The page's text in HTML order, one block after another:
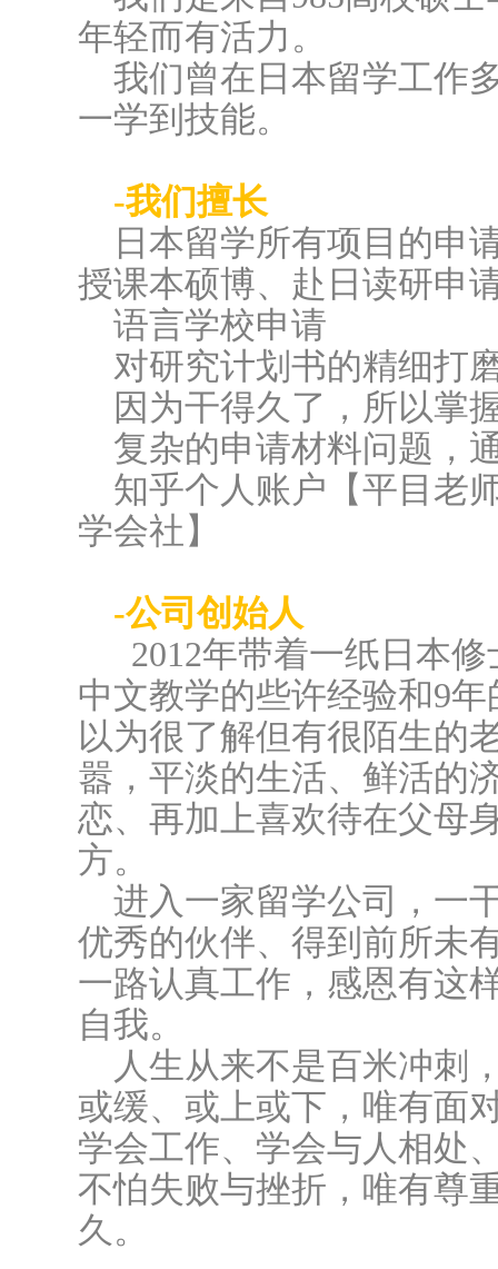
年轻而有活力。
我们曾在日本留学工作
一学到技能。
-我们擅长
日本留学所有项目的申
授课本硕博、赴日读研申
语言学校申请
对研究计划书的精细打
因为干得久了，所以掌
复杂的申请材料问题，
知乎个人账户【平目老
学会社】
-公司创始人
2012年带着一纸日本
中文教学的些许经验和9
以为很了解但有很陌生的
嚣，平淡的生活、鲜活的
恋、再加上喜欢待在父母
方。
进入一家留学公司，一
优秀的伙伴、得到前所未
一路认真工作，感恩有这
自我。
人生从来不是百米冲刺
或缓、或上或下，唯有面
学会工作、学会与人相处
不怕失败与挫折，唯有尊
久。